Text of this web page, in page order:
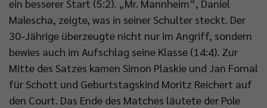
ein besserer Start (5:2). „Mr. Mannheim“, Daniel
Malescha, zeigte, was in seiner Schulter steckt. Der
30-Jährige überzeugte nicht nur im Angriff, sondern
bewies auch im Aufschlag seine Klasse (14:4). Zur
Mitte des Satzes kamen Simon Plaskie und Jan Fornal
für Schott und Geburtstagskind Moritz Reichert auf
den Court. Das Ende des Matches läutete der Pole